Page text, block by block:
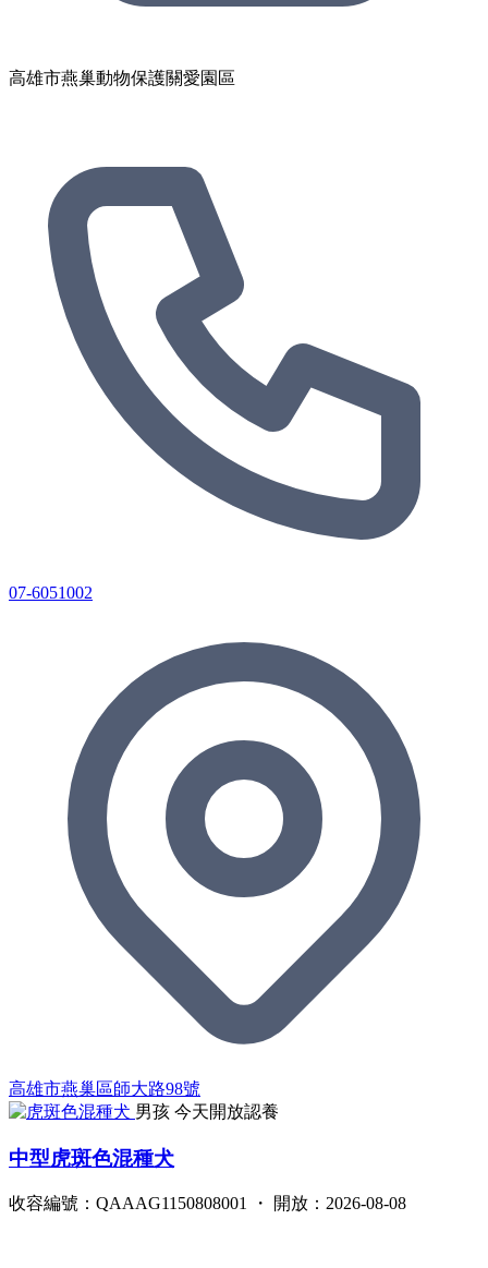
高雄市燕巢動物保護關愛園區
07-6051002
高雄市燕巢區師大路98號
男孩 今天開放認養
中型虎斑色混種犬
收容編號：QAAAG1150808001 ・ 開放：2026-08-08